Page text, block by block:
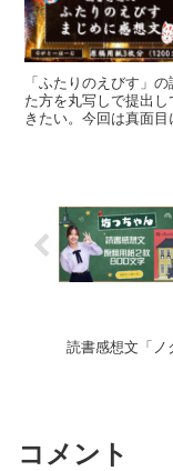
「ふたりのえびす」
た方を丸写しで提出
きたい。今回は真面
読書感想文「ノ
コメント